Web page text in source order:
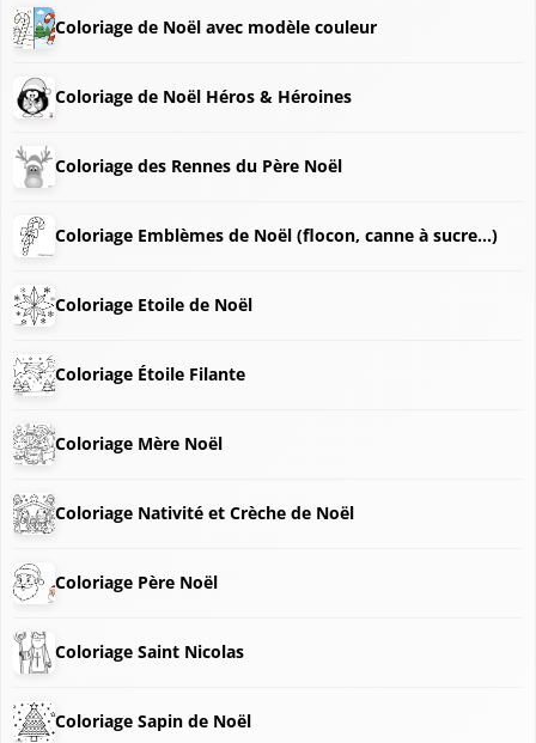
Coloriage de Noël avec modèle couleur
Coloriage de Noël Héros & Héroines
Coloriage des Rennes du Père Noël
Coloriage Emblèmes de Noël (flocon, canne à sucre...)
Coloriage Etoile de Noël
Coloriage Étoile Filante
Coloriage Mère Noël
Coloriage Nativité et Crèche de Noël
Coloriage Père Noël
Coloriage Saint Nicolas
Coloriage Sapin de Noël